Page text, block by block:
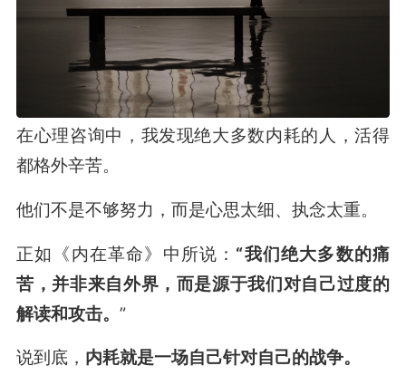
在心理咨询中，我发现绝大多数内耗的人，活得
都格外辛苦。
他们不是不够努力，而是心思太细、执念太重。
正如《内在革命》中所说： “我们绝大多数的痛
苦，并非来自外界，而是源于我们对自己过度的
解读和攻击。 ”
说到底， 内耗就是一场自己针对自己的战争。